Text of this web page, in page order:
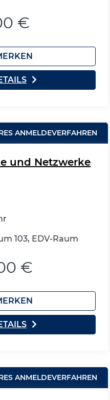
€
ANMELDEVERFAHREN
und Netzwerke
103, EDV-Raum
€
ANMELDEVERFAHREN